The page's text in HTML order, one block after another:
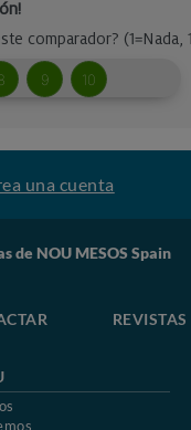
una cuenta
de NOU MESOS Spain
REVISTAS